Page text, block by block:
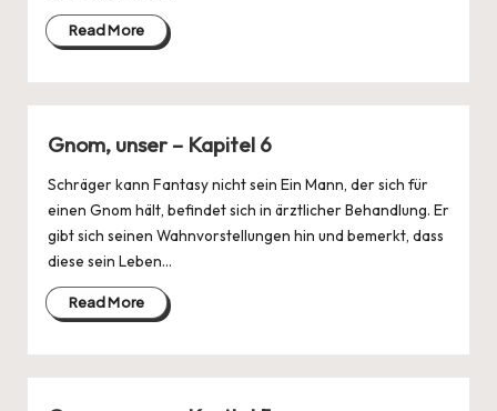
Read More
Gnom, unser – Kapitel 6
Schräger kann Fantasy nicht sein Ein Mann, der sich für
einen Gnom hält, befindet sich in ärztlicher Behandlung. Er
gibt sich seinen Wahnvorstellungen hin und bemerkt, dass
diese sein Leben…
Read More